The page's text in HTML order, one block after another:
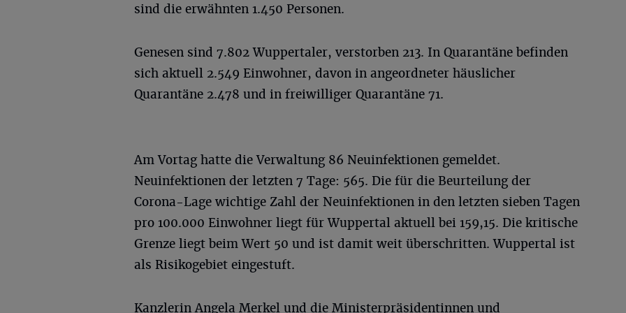
sind die erwähnten 1.450 Personen.
Genesen sind 7.802 Wuppertaler, verstorben 213. In Quarantäne befinden
sich aktuell 2.549 Einwohner, davon in angeordneter häuslicher
Quarantäne 2.478 und in freiwilliger Quarantäne 71.
Am Vortag hatte die Verwaltung 86 Neuinfektionen gemeldet.
Neuinfektionen der letzten 7 Tage: 565. Die für die Beurteilung der
Corona-Lage wichtige Zahl der Neuinfektionen in den letzten sieben Tagen
pro 100.000 Einwohner liegt für Wuppertal aktuell bei 159,15. Die kritische
Grenze liegt beim Wert 50 und ist damit weit überschritten. Wuppertal ist
als Risikogebiet eingestuft.
Kanzlerin Angela Merkel und die Ministerpräsidentinnen und